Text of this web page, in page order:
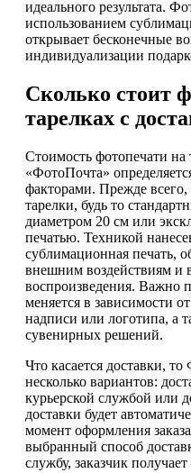
идеального результата.
использованием
открывает бесконечные
индивидуализации
Сколько стоит
тарелках с
Стоимость фотопечати
«ФотоПочта»
факторами. Прежде всего,
тарелки, будь то
диаметром 20 см или
печатью. Техникой
сублимационная печать,
внешним воздействиям и
воспроизведения. Важно
меняется в зависимости
надписи или логотипа, а
сувенирных решений.
Что касается доставки,
несколько вариантов:
курьерской службой или
доставки будет
момент оформления
выбранный способ
службу, заказчик